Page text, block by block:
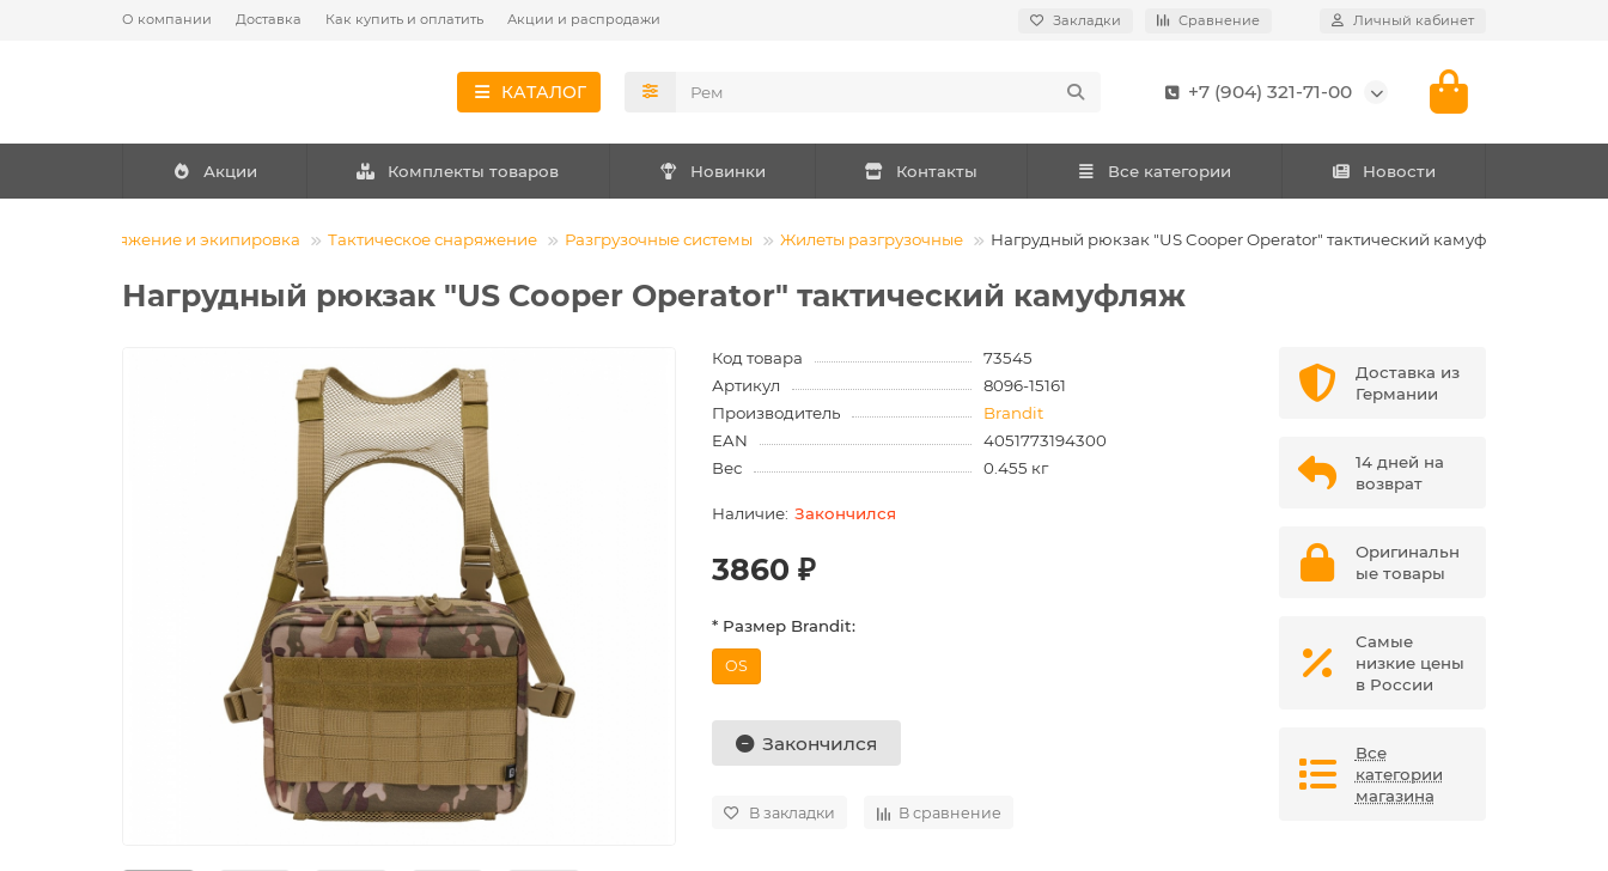
О компании Доставка Как купить и оплатить Акции и распродажи Закладки Сравнение Личный кабинет
КАТАЛОГ +7 (904) 321-71-00
Акции Комплекты товаров Новинки Контакты Все категории Новости
Снаряжение и экипировка Тактическое снаряжение Разгрузочные системы Жилеты разгрузочные Нагрудный рюкзак "US Cooper Operator" тактический камуфляж
Нагрудный рюкзак "US Cooper Operator" тактический камуфляж
Код товара
73545
Артикул
8096-15161
Производитель
Brandit
EAN
4051773194300
Вес
0.455 кг
Закончился
3860 ₽
* Размер Brandit:
OS
Закончился
В закладки В сравнение
Доставка из
Германии
14 дней на
возврат
Оригинальн
ые товары
Самые
низкие цены
в России
Все
категории
магазина